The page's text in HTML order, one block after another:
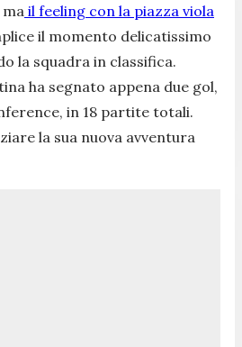
il feeling con la piazza viola
il momento delicatissimo
la squadra in classifica.
ha segnato appena due gol,
in 18 partite totali.
la sua nuova avventura